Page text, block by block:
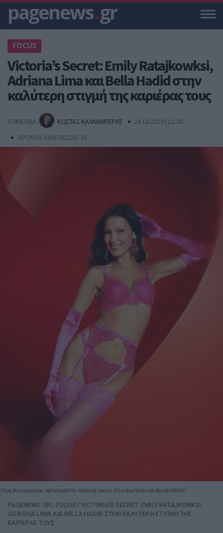
pagenews.gr
FOCUS
Victoria’s Secret: Emily Ratajkowksi,
Adriana Lima και Bella Hadid στην
καλύτερη στιγμή της καριέρας τους
ΕΠΙΜΕΛΕΙΑ ΚΩΣΤΑΣ ΚΑΛΛΙΑΝΤΕΡΗΣ
24.10.2023 | 12:20
ΧΡΟΝΟΣ ΑΝΑΓΝΩΣΗΣ 10 '
Πηγή Φωτογραφίας: Bella Hadid for Victoria’s Secret. (Courtesy Victoria’s Secret/MEGA)
PAGENEWS.GR/ FOCUS / VICTORIA’S SECRET: EMILY RATAJKOWKSI,
ADRIANA LIMA ΚΑΙ BELLA HADID ΣΤΗΝ ΚΑΛΥΤΕΡΗ ΣΤΙΓΜΗ ΤΗΣ
ΚΑΡΙΕΡΑΣ ΤΟΥΣ